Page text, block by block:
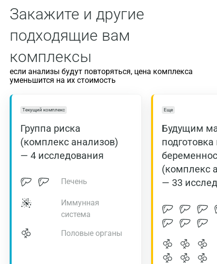
Закажите и другие
подходящие вам
комплексы
если анализы будут повторяться, цена комплекса
уменьшится на их стоимость
Текущий комплекс
Группа риска
(комплекс анализов)
— 4 исследования
Печень
Иммунная
система
Половые органы
Еще
Будущим
подготовка
(комплекс
— 33